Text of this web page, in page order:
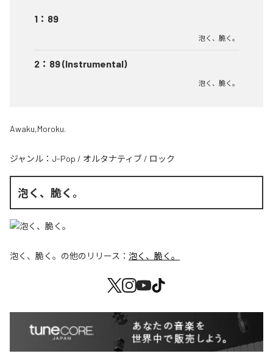
1 ： 89
泡く、脆く。
2 ： 89 (Instrumental)
泡く、脆く。
Awaku,Moroku.
ジャンル： J-Pop / オルタナティブ / ロック
泡く、脆く。
泡く、脆く。 の他のリリース： 泡く、脆く。